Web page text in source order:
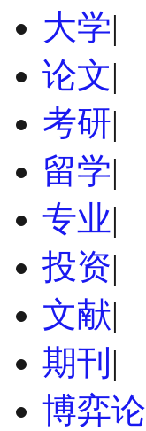
大学|
论文|
考研|
留学|
专业|
投资|
文献|
期刊 |
博弈论